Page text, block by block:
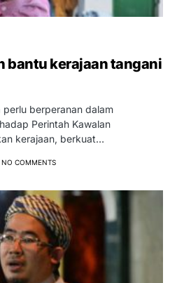
bantu kerajaan tangani
perlu berperanan dalam
Perintah Kawalan
kerajaan, berkuat…
NO COMMENTS